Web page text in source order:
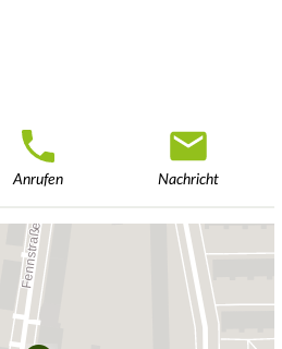
Anrufen Nachricht